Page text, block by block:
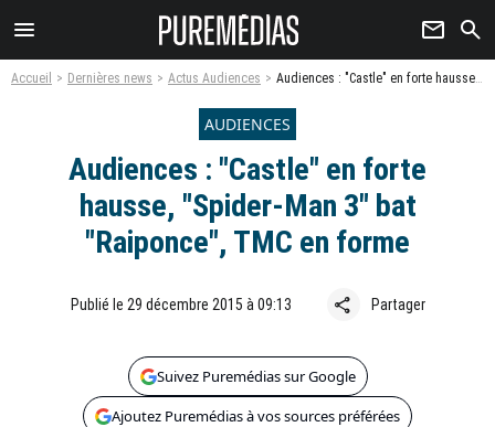
menu newsletter search
Accueil Dernières news Actus Audiences Audiences : "Castle" en forte hausse, "Spider-Man 3" bat "Raiponce", TMC en forme
AUDIENCES
Audiences : "Castle" en forte
hausse, "Spider-Man 3" bat
"Raiponce", TMC en forme
Publié le 29 décembre 2015 à 09:13 share Partager
Suivez Puremédias sur Google
Ajoutez Puremédias à vos sources préférées